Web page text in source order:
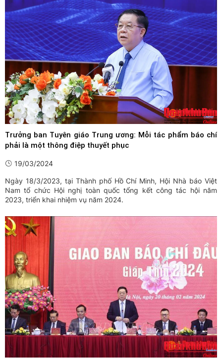
Trưởng ban Tuyên giáo Trung ương: Mỗi tác phẩm báo chí
phải là một thông điệp thuyết phục
19/03/2024
Ngày 18/3/2023, tại Thành phố Hồ Chí Minh, Hội Nhà báo Việt
Nam tổ chức Hội nghị toàn quốc tổng kết công tác hội năm
2023, triển khai nhiệm vụ năm 2024.